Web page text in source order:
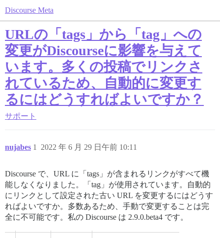
Discourse Meta
URLの「tags」から「tag」への
変更がDiscourseに影響を与えて
います。多くの投稿でリンクさ
れているため、自動的に変更す
るにはどうすればよいですか？
サポート
nujabes 2022 年 6 月 29 日午前 10:11
1
Discourse で、URL に「tags」が含まれるリンクがすべて機
能しなくなりました。「tag」が使用されています。自動的
にリンクとして設定された古い URL を変更するにはどうす
ればよいですか。多数あるため、手動で変更することは完
全に不可能です。私の Discourse は 2.9.0.beta4 です。